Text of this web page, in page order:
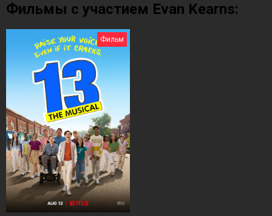
Фильмы с участием Evan Kearns:
Фильм